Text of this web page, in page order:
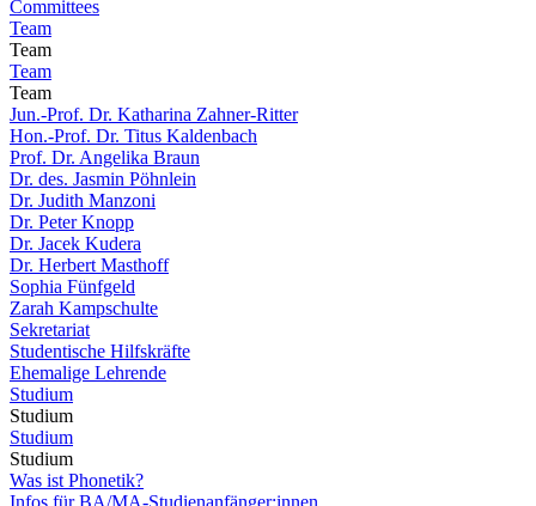
Committees
Team
Team
Team
Team
Jun.-Prof. Dr. Katharina Zahner-Ritter
Hon.-Prof. Dr. Titus Kaldenbach
Prof. Dr. Angelika Braun
Dr. des. Jasmin Pöhnlein
Dr. Judith Manzoni
Dr. Peter Knopp
Dr. Jacek Kudera
Dr. Herbert Masthoff
Sophia Fünfgeld
Zarah Kampschulte
Sekretariat
Studentische Hilfskräfte
Ehemalige Lehrende
Studium
Studium
Studium
Studium
Was ist Phonetik?
Infos für BA/MA-Studienanfänger:innen